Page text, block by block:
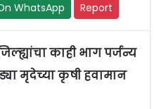
WhatsApp Report
काही भाग पर्जन्य
मृदेच्या कृषी हवामान